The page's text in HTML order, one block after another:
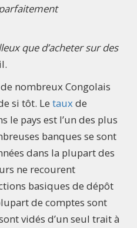
que d’acheter sur des
nombreux Congolais
si tôt. Le tauxde
le pays est l’un des plus
banques se sont
dans la plupart des
ne recourent
basiques de dépôt
de comptes sont
vidés d’un seul trait à